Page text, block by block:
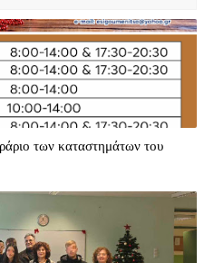
των καταστημάτων του